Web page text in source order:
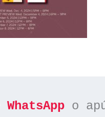
WhatsApp